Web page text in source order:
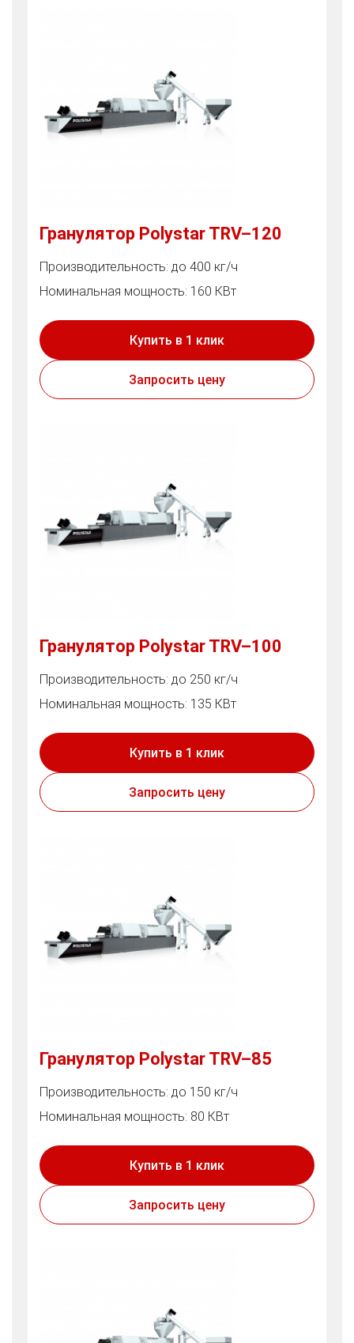
Гранулятор Polystar TRV–120
Производительность: до 400 кг/ч
Номинальная мощность: 160 КВт
Купить в 1 клик
Запросить цену
Гранулятор Polystar TRV–100
Производительность: до 250 кг/ч
Номинальная мощность: 135 КВт
Купить в 1 клик
Запросить цену
Гранулятор Polystar TRV–85
Производительность: до 150 кг/ч
Номинальная мощность: 80 КВт
Купить в 1 клик
Запросить цену